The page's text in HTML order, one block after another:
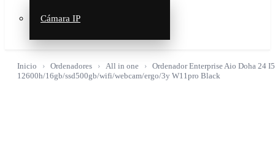
Cámara IP
Inicio Ordenadores All in one
Ordenador Enterprise Aio Doha 24 I5
12600h/16gb/ssd500gb/wifi/webcam/ergo/3y W11pro Black